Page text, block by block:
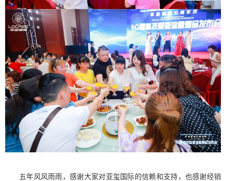
五年风风雨雨，感谢大家对亚玺国际的信赖和支持，也感谢经销